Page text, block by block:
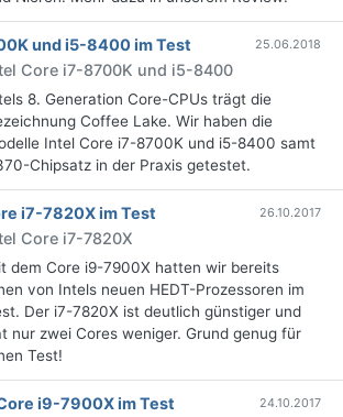
25.06.2018
und i5-8400 im Test
Core i7-8700K und i5-8400
8. Generation Core-CPUs trägt die
Coffee Lake. Wir haben die
Intel Core i7-8700K und i5-8400 samt
Chipsatz in der Praxis getestet.
26.10.2017
i7-7820X im Test
Core i7-7820X
dem Core i9-7900X hatten wir bereits
von Intels neuen HEDT-Prozessoren im
Der i7-7820X ist deutlich günstiger und
nur zwei Cores weniger. Grund genug für
Test!
24.10.2017
i9-7900X im Test